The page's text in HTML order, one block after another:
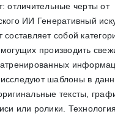
отличительные черты от
ИИ Генеративный
составляет собой
производить
шаблоны в
тексты,
или ролики.